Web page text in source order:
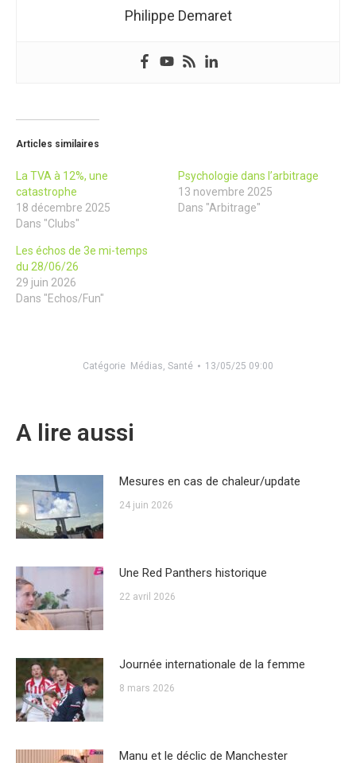
Philippe Demaret
Articles similaires
La TVA à 12%, une
catastrophe
18 décembre 2025
Dans "Clubs"
Psychologie dans l’arbitrage
13 novembre 2025
Dans "Arbitrage"
Les échos de 3e mi-temps
du 28/06/26
29 juin 2026
Dans "Echos/Fun"
Catégorie Médias, Santé 13/05/25 09:00
A lire aussi
Mesures en cas de chaleur/update
24 juin 2026
Une Red Panthers historique
22 avril 2026
Journée internationale de la femme
8 mars 2026
Manu et le déclic de Manchester